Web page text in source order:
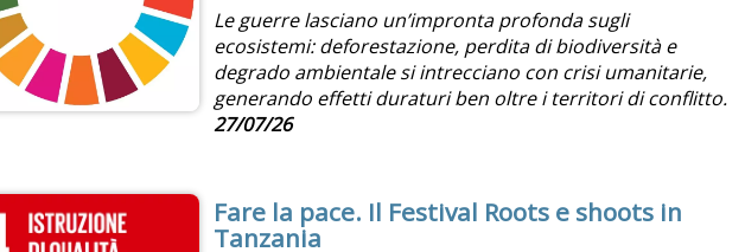
Le guerre lasciano un’impronta profonda sugli
ecosistemi: deforestazione, perdita di biodiversità e
degrado ambientale si intrecciano con crisi umanitarie,
generando effetti duraturi ben oltre i territori di conflitto.
27/07/26
Fare la pace. Il Festival Roots e shoots in
Tanzania